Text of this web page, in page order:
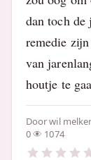
dan toch de
remedie
van
houtje te
Doorwil melker
0
1074